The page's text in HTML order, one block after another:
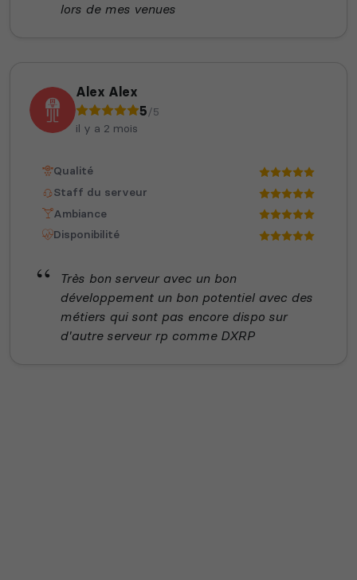
lors de mes venues
Alex Alex
5/5
il y a 2 mois
Qualité
Staff du serveur
Ambiance
Disponibilité
Très bon serveur avec un bon
développement un bon potentiel avec des
métiers qui sont pas encore dispo sur
d'autre serveur rp comme DXRP